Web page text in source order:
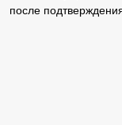
после